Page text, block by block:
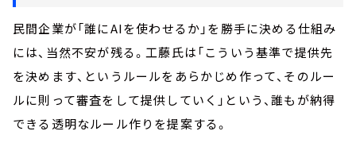
民間企業が「誰にAIを使わせるか」を勝手に決める仕組み
には、当然不安が残る。工藤氏は「こういう基準で提供先
を決めます、というルールをあらかじめ作って、そのルー
ルに則って審査をして提供していく」という、誰もが納得
できる透明なルール作りを提案する。